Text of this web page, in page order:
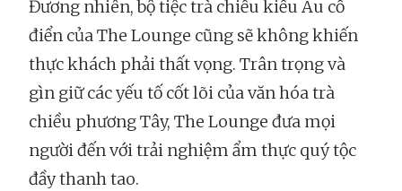
Đương nhiên, bộ tiệc trà chiều kiểu Âu cổ
điển của The Lounge cũng sẽ không khiến
thực khách phải thất vọng. Trân trọng và
gìn giữ các yếu tố cốt lõi của văn hóa trà
chiều phương Tây, The Lounge đưa mọi
người đến với trải nghiệm ẩm thực quý tộc
đầy thanh tao.